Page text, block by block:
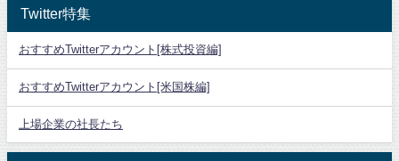
Twitter特集
おすすめTwitterアカウント[株式投資編]
おすすめTwitterアカウント[米国株編]
上場企業の社長たち